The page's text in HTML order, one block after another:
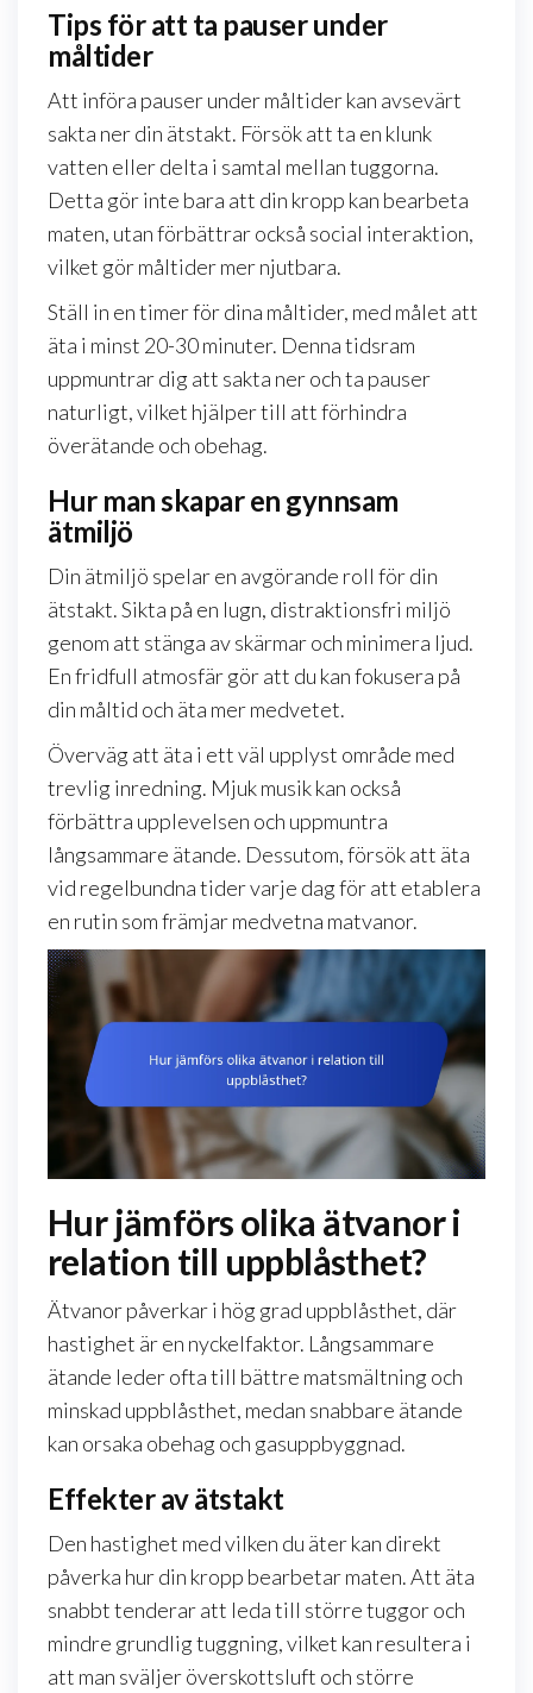
Tips för att ta pauser under
måltider
Att införa pauser under måltider kan avsevärt
sakta ner din ätstakt. Försök att ta en klunk
vatten eller delta i samtal mellan tuggorna.
Detta gör inte bara att din kropp kan bearbeta
maten, utan förbättrar också social interaktion,
vilket gör måltider mer njutbara.
Ställ in en timer för dina måltider, med målet att
äta i minst 20-30 minuter. Denna tidsram
uppmuntrar dig att sakta ner och ta pauser
naturligt, vilket hjälper till att förhindra
överätande och obehag.
Hur man skapar en gynnsam
ätmiljö
Din ätmiljö spelar en avgörande roll för din
ätstakt. Sikta på en lugn, distraktionsfri miljö
genom att stänga av skärmar och minimera ljud.
En fridfull atmosfär gör att du kan fokusera på
din måltid och äta mer medvetet.
Överväg att äta i ett väl upplyst område med
trevlig inredning. Mjuk musik kan också
förbättra upplevelsen och uppmuntra
långsammare ätande. Dessutom, försök att äta
vid regelbundna tider varje dag för att etablera
en rutin som främjar medvetna matvanor.
Hur jämförs olika ätvanor i
relation till uppblåsthet?
Ätvanor påverkar i hög grad uppblåsthet, där
hastighet är en nyckelfaktor. Långsammare
ätande leder ofta till bättre matsmältning och
minskad uppblåsthet, medan snabbare ätande
kan orsaka obehag och gasuppbyggnad.
Effekter av ätstakt
Den hastighet med vilken du äter kan direkt
påverka hur din kropp bearbetar maten. Att äta
snabbt tenderar att leda till större tuggor och
mindre grundlig tuggning, vilket kan resultera i
att man sväljer överskottsluft och större